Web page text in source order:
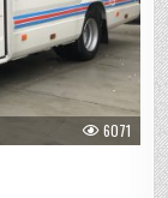
6071